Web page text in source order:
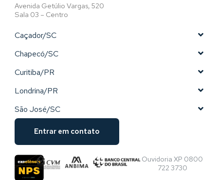
Avenida Getúlio Vargas, 520
Sala 03 – Centro
Caçador/SC
Chapecó/SC
Curitiba/PR
Londrina/PR
São José/SC
Entrar em contato
Ouvidoria XP 0800
722 3730